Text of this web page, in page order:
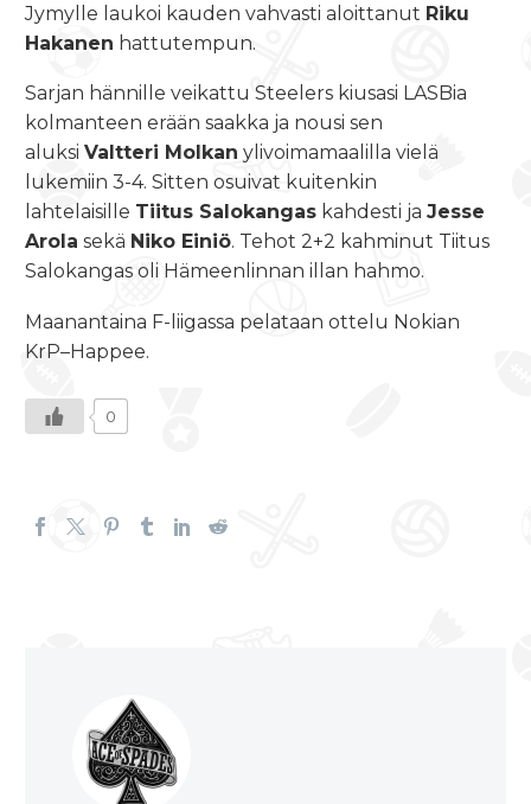
Jymylle laukoi kauden vahvasti aloittanut Riku
Hakanen hattutempun.
Sarjan hännille veikattu Steelers kiusasi LASBia
kolmanteen erään saakka ja nousi sen
aluksi Valtteri Molkan ylivoimamaalilla vielä
lukemiin 3-4. Sitten osuivat kuitenkin
lahtelaisille Tiitus Salokangas kahdesti ja Jesse
Arola sekä Niko Einiö. Tehot 2+2 kahminut Tiitus
Salokangas oli Hämeenlinnan illan hahmo.
Maanantaina F-liigassa pelataan ottelu Nokian
KrP–Happee.
0